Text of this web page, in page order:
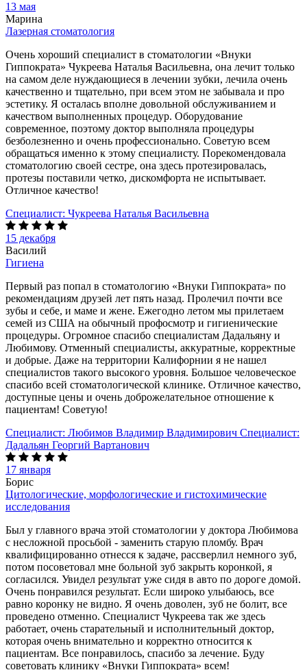
13 мая
Марина
Лазерная стоматология
Очень хороший специалист в стоматологии «Внуки
Гиппократа» Чукреева Наталья Васильевна, она лечит только
на самом деле нуждающиеся в лечении зубки, лечила очень
качественно и тщательно, при всем этом не забывала и про
эстетику. Я осталась вполне довольной обслуживанием и
качеством выполненных процедур. Оборудование
современное, поэтому доктор выполняла процедуры
безболезненно и очень профессионально. Советую всем
обращаться именно к этому специалисту. Порекомендовала
стоматологию своей сестре, она здесь протезировалась,
протезы поставили четко, дискомфорта не испытывает.
Отличное качество!
Специалист: Чукреева Наталья Васильевна
15 декабря
Василий
Гигиена
Первый раз попал в стоматологию «Внуки Гиппократа» по
рекомендациям друзей лет пять назад. Пролечил почти все
зубы и себе, и маме и жене. Ежегодно летом мы прилетаем
семей из США на обычный профосмотр и гигиенические
процедуры. Огромное спасибо специалистам Дадальяну и
Любимову. Отменный специалисты, аккуратные, корректные
и добрые. Даже на территории Калифорнии я не нашел
специалистов такого высокого уровня. Большое человеческое
спасибо всей стоматологической клинике. Отличное качество,
доступные цены и очень доброжелательное отношение к
пациентам! Советую!
Специалист: Любимов Владимир Владимирович Специалист:
Дадальян Георгий Вартанович
17 января
Борис
Цитологические, морфологические и гистохимические
исследования
Был у главного врача этой стоматологии у доктора Любимова
с несложной просьбой - заменить старую пломбу. Врач
квалифицированно отнесся к задаче, рассверлил немного зуб,
потом посоветовал мне больной зуб закрыть коронкой, я
согласился. Увидел результат уже сидя в авто по дороге домой.
Очень понравился результат. Если широко улыбаюсь, все
равно коронку не видно. Я очень доволен, зуб не болит, все
проведено отменно. Специалист Чукреева так же здесь
работает, очень старательный и исполнительный доктор,
которая очень внимательно и корректно относится к
пациентам. Все понравилось, спасибо за лечение. Буду
советовать клинику «Внуки Гиппократа» всем!